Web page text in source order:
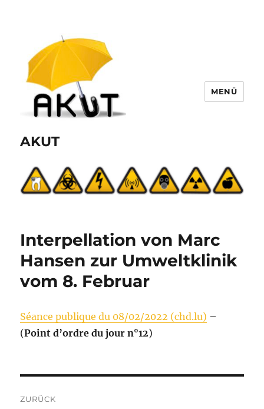
AKUT
MENÜ
Interpellation von Marc
Hansen zur Umweltklinik
vom 8. Februar
Séance publique du 08/02/2022 (chd.lu) –
(Point d’ordre du jour n°12)
ZURÜCK